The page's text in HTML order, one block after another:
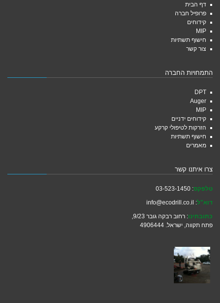
דף הבית
פרופיל חברה
קידוחים
MIP
חישוף תשתיות
צור קשר
התמחויות החברה
DPT
Auger
MIP
קידוחים ידניים
הזרקות לטיפולי קרקע
חישוף תשתיות
מאמרים
צרו איתנו קשר
טלפקס: 03-523-1450
דוא"ל: info@ecodrill.co.il
כתובתינו: רחוב רבקה גובר 9/23,
פתח תקווה, ישראל. 4906444